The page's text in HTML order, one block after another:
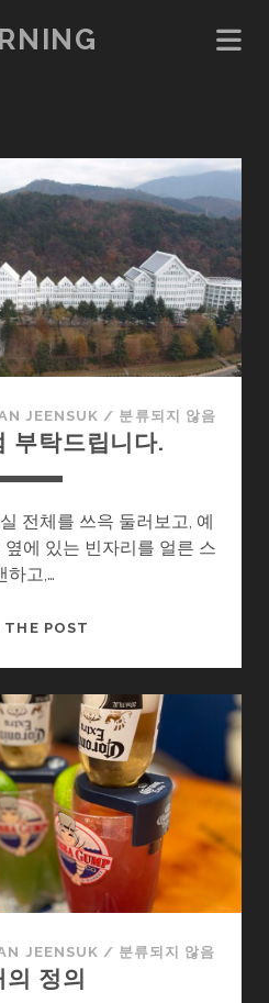
JEENSUK / 분류되지 않음
부탁드립니다.
전체를 쓰윽 둘러보고, 예
에 있는 빈자리를 얼른 스
하고,…
THE POST
채
점
부
탁
드
립
니
다.
JEENSUK / 분류되지 않음
의 정의